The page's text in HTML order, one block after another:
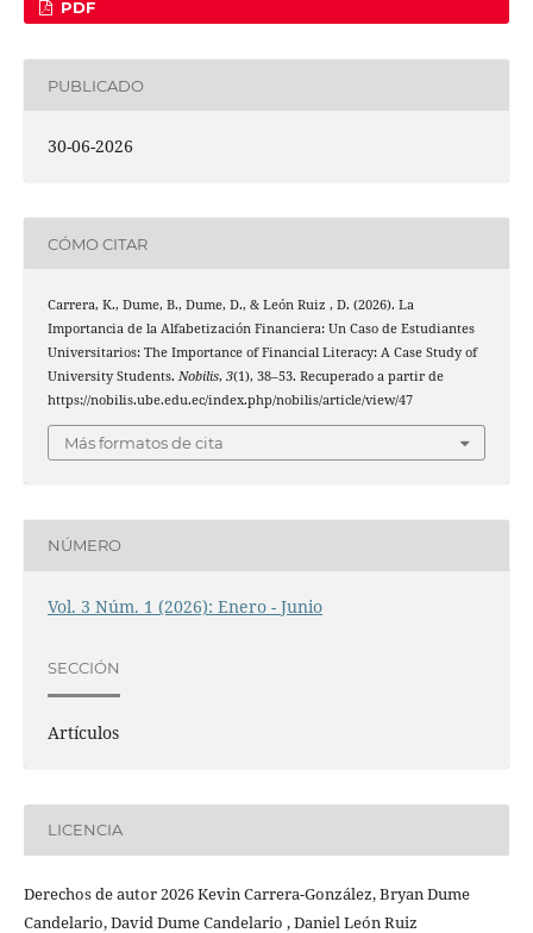
PDF
PUBLICADO
30-06-2026
CÓMO CITAR
Carrera, K., Dume, B., Dume, D., & León Ruiz , D. (2026). La
Importancia de la Alfabetización Financiera: Un Caso de Estudiantes
Universitarios: The Importance of Financial Literacy: A Case Study of
University Students. Nobilis, 3(1), 38–53. Recuperado a partir de
https://nobilis.ube.edu.ec/index.php/nobilis/article/view/47
Más formatos de cita
NÚMERO
Vol. 3 Núm. 1 (2026): Enero - Junio
SECCIÓN
Artículos
LICENCIA
Derechos de autor 2026 Kevin Carrera-González, Bryan Dume
Candelario, David Dume Candelario , Daniel León Ruiz